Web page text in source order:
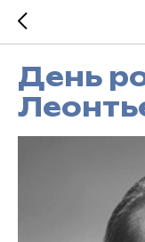
День